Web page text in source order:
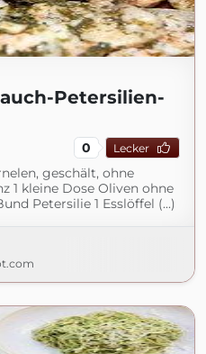
Petersilien-
0 Lecker
geschält, ohne
1 kleine Dose Oliven ohne
Petersilie 1 Esslöffel (...)